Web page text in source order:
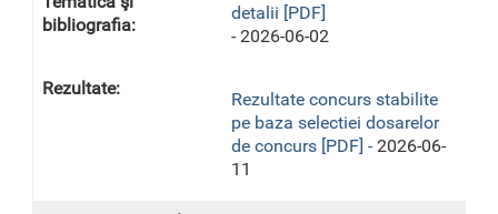
detalii [PDF]
- 2026-06-02
Rezultate concurs stabilite
pe baza selectiei dosarelor
de concurs [PDF] - 2026-06-
11